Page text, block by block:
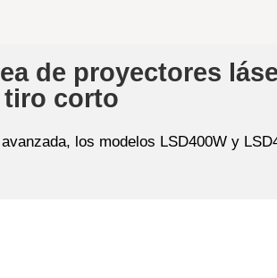
de proyectores
corto
los modelos LSD400W y